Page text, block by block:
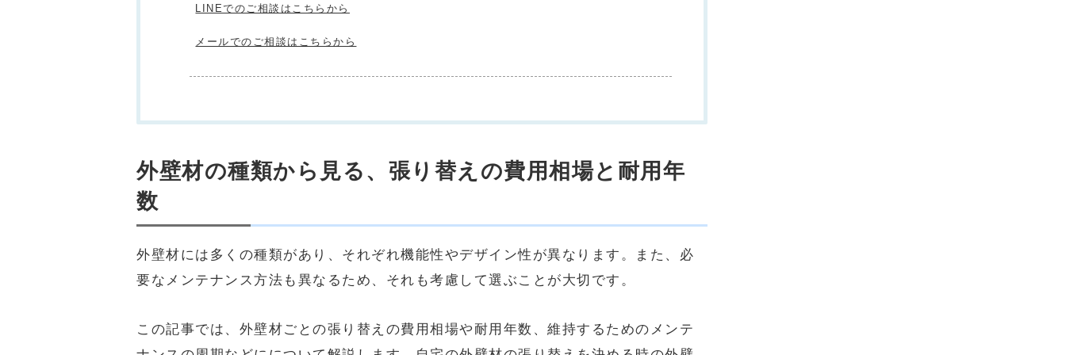
LINEでのご相談はこちらから
メールでのご相談はこちらから
外壁材の種類から見る、張り替えの費用相場と耐用年
数
外壁材には多くの種類があり、それぞれ機能性やデザイン性が異なります。また、必
要なメンテナンス方法も異なるため、それも考慮して選ぶことが大切です。
この記事では、 外壁材ごとの張り替えの費用相場や耐用年数、維持するためのメンテ